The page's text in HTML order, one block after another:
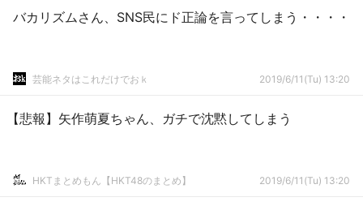
バカリズムさん、SNS民にド正論を言ってしまう・・・・
芸能ネタはこれだけでおｋ 2019/6/11(Tu) 13:20
【悲報】矢作萌夏ちゃん、ガチで沈黙してしまう
HKTまとめもん【HKT48のまとめ】 2019/6/11(Tu) 13:20